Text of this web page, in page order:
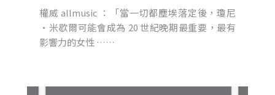
權威 allmusic ：「當一切都塵埃落定後，瓊尼
·米歇爾可能會成為 20 世紀晚期最重要，最有
影響力的女性 ……